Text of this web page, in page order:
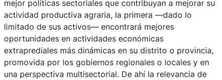
mejor políticas sectoriales que contribuyan a mejorar su
actividad productiva agraria, la primera —dado lo
limitado de sus activos— encontrará mejores
oportunidades en actividades económicas
extraprediales más dinámicas en su distrito o provincia,
promovida por los gobiernos regionales o locales y en
una perspectiva multisectorial. De ahí la relevancia de